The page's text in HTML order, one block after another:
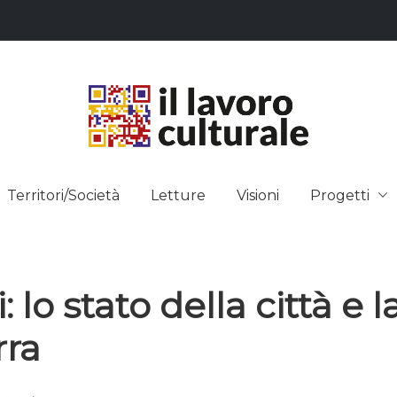
Territori/Società Letture Visioni Progetti
lo stato della città e